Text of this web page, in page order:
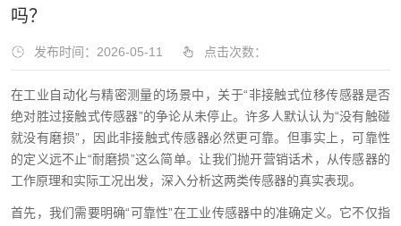
吗？
发布时间：2026-05-11 点击次数：
在工业自动化与精密测量的场景中，关于“非接触式位移传感器是否
绝对胜过接触式传感器”的争论从未停止。许多人默认认为“没有触碰
就没有磨损”，因此非接触式传感器必然更可靠。但事实上，可靠性
的定义远不止“耐磨损”这么简单。让我们抛开营销话术，从传感器的
工作原理和实际工况出发，深入分析这两类传感器的真实表现。
首先，我们需要明确“可靠性”在工业传感器中的准确定义。它不仅指